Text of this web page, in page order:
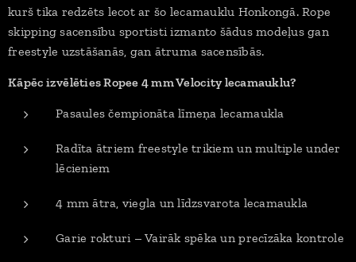
kurš tika redzēts lecot ar šo lecamauklu Honkongā. Rope
skipping sacensību sportisti izmanto šādus modeļus gan
freestyle uzstāšanās, gan ātruma sacensībās.
Kāpēc izvēlēties Ropee 4 mm Velocity lecamauklu?
Pasaules čempionāta līmeņa lecamaukla
Radīta ātriem freestyle trikiem un multiple under
lēcieniem
4 mm ātra, viegla un līdzsvarota lecamaukla
Garie rokturi – Vairāk spēka un precīzāka kontrole